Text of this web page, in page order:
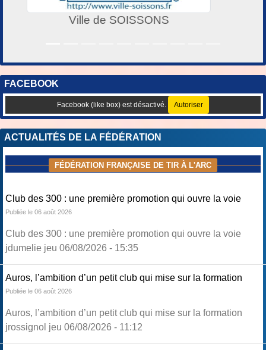
Comité départemental de tir à l'arc
FACEBOOK
Facebook (like box) est désactivé. Autoriser
ACTUALITÉS DE LA FÉDÉRATION
FÉDÉRATION FRANÇAISE DE TIR À L'ARC
Club des 300 : une première promotion qui ouvre la voie
Publiée le 06 août 2026
Club des 300 : une première promotion qui ouvre la voie
jdumelie jeu 06/08/2026 - 15:35
Auros, l’ambition d’un petit club qui mise sur la formation
Publiée le 06 août 2026
Auros, l’ambition d’un petit club qui mise sur la formation
jrossignol jeu 06/08/2026 - 11:12